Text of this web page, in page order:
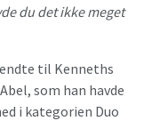
du det ikke meget
til Kenneths
som han havde
i kategorien Duo